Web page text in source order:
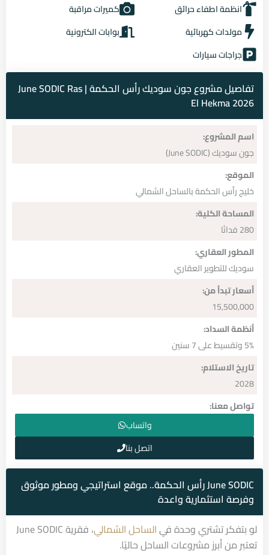
انظمة اطفاء حرائق
كميرات مراقبة
مولدات كهربائية
بوابات الكترونية
جراجات سيارات
تفاصيل مشروع جون سوديك رأس الحكمة | June SODIC Ras
El Hekma 2026
اسم المشروع:
جون سوديك (June SODIC)
الموقع:
خليج رأس الحكمة بالساحل الشمالي
المساحة الكلية:
280 فدانًا
المطور العقاري:
سوديك للتطوير العقاري
أسعار تبدأ من:
15,500,000
أنظمة السداد:
5% وتقسيط على 7 سنين
تاريخ الاستلام:
2028
تواصل معنا:
واتساب
اتصل بنا
June SODIC رأس الحكمة.. موقع استراتيجي ومطور موثوق
وفرصة استثمارية واعدة
لو بتفكر تشتري وحدة فيالساحل الشمالي
، فقرية June SODIC
تعتبر من أبرز مشروعات الساحل حاليًا.